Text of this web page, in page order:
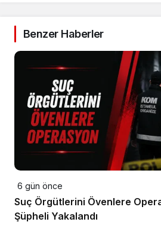
Benzer Haberler
6 gün önce
Suç Örgütlerini Övenlere
Şüpheli Yakalandı